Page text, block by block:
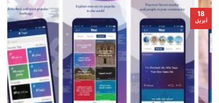
18
أبريل